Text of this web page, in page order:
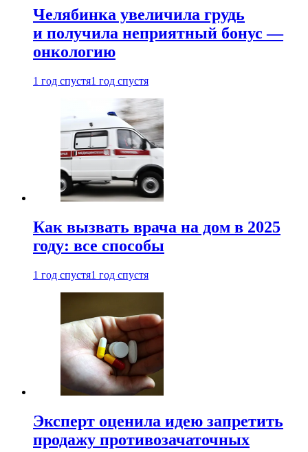
Челябинка увеличила грудь
и получила неприятный бонус —
онкологию
1 год спустя1 год спустя
Как вызвать врача на дом в 2025
году: все способы
1 год спустя1 год спустя
Эксперт оценила идею запретить
продажу противозачаточных